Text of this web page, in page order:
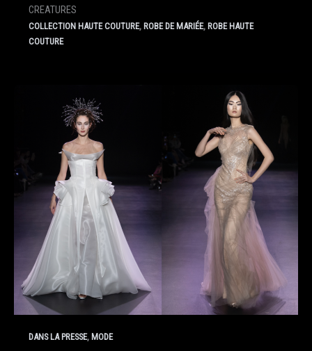
CREATURES
COLLECTION HAUTE COUTURE, ROBE DE MARIÉE, ROBE HAUTE
COUTURE
DANS LA PRESSE, MODE